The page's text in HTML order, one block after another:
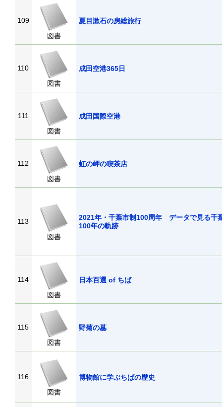
109
図書
夏目漱石の房総旅行
110
図書
成田空港365日
111
図書
成田国際空港
112
図書
虹の岬の喫茶店
113
図書
2021年・千葉市制100周年 データで見る千
100年の軌跡
114
図書
日本百選 of ちば
115
図書
野菊の墓
116
図書
博物館に学ぶちばの歴史